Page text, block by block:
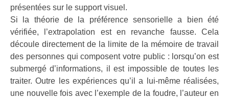
présentées sur le support visuel.
Si la théorie de la préférence sensorielle a bien été
vérifiée, l’extrapolation est en revanche fausse. Cela
découle directement de la limite de la mémoire de travail
des personnes qui composent votre public : lorsqu’on est
submergé d’informations, il est impossible de toutes les
traiter. Outre les expériences qu’il a lui-même réalisées,
une nouvelle fois avec l’exemple de la foudre, l’auteur en